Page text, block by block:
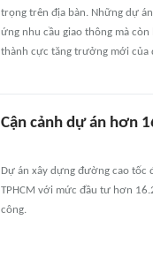
trọng trên địa bàn. Những dự
ứng nhu cầu giao thông mà
thành cực tăng trưởng mới của
Cận cảnh dự án hơn
Dự án xây dựng đường cao tốc
TPHCM với mức đầu tư hơn
công.